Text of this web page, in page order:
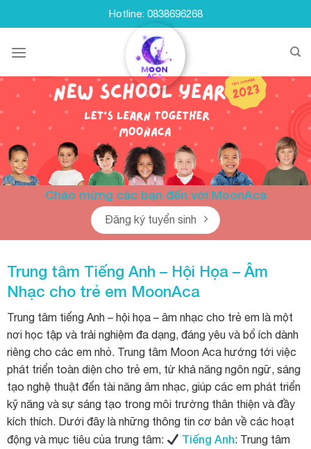
to
Hotline: 0838696268
Chào mừng các bạn đến với MoonAca
Đăng ký tuyển sinh
Trung tâm Tiếng Anh – Hội Họa – Âm
Nhạc cho trẻ em MoonAca
Trung tâm tiếng Anh – hội họa – âm nhạc cho trẻ em là một
nơi học tập và trải nghiệm đa dạng, đáng yêu và bổ ích dành
riêng cho các em nhỏ. Trung tâm Moon Aca hướng tới việc
phát triển toàn diện cho trẻ em, từ khả năng ngôn ngữ, sáng
tạo nghệ thuật đến tài năng âm nhạc, giúp các em phát triển
kỹ năng và sự sáng tạo trong môi trường thân thiện và đầy
kích thích. Dưới đây là những thông tin cơ bản về các hoạt
động và mục tiêu của trung tâm:
Tiếng Anh: Trung tâm